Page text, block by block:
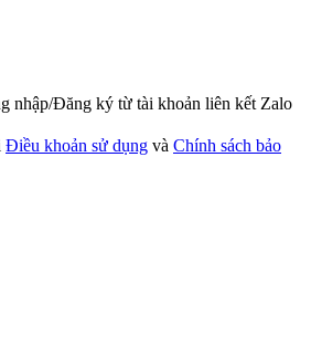
nhập/Đăng ký từ tài khoản liên kết Zalo
Điều khoản sử dụng và Chính sách bảo